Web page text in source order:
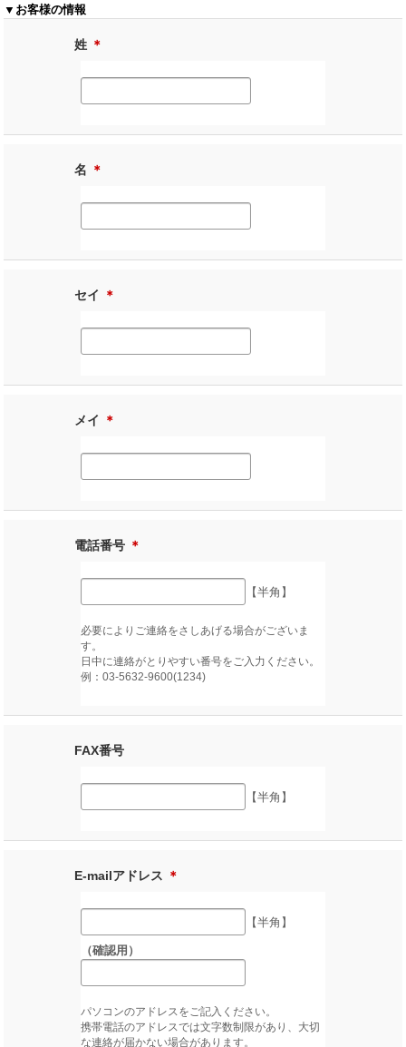
▼お客様の情報
姓 ＊
名 ＊
セイ ＊
メイ ＊
電話番号 ＊
【半角】
必要によりご連絡をさしあげる場合がございま
す。
日中に連絡がとりやすい番号をご入力ください。
例：03-5632-9600(1234)
FAX番号
【半角】
E-mailアドレス ＊
【半角】
（確認用）
パソコンのアドレスをご記入ください。
携帯電話のアドレスでは文字数制限があり、大切
な連絡が届かない場合があります。